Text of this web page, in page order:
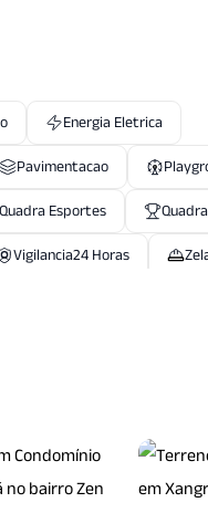
Energia Eletrica
Pavimentacao
Quadra Esportes
Vigilancia24 Horas